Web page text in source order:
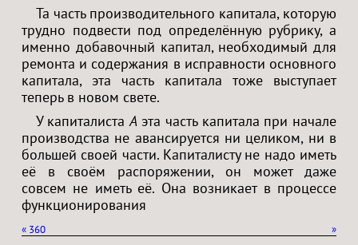
Та часть производительного капитала, которую
трудно подвести под определённую рубрику, а
именно добавочный капитал, необходимый для
ремонта и содержания в исправности основного
капитала, эта часть капитала тоже выступает
теперь в новом свете.
У капиталистаA эта часть капитала при начале
производства не авансируется ни целиком, ни в
большей своей части. Капиталисту не надо иметь
её в своём распоряжении, он может даже
совсем не иметь её. Она возникает в процессе
функционирования
« »
360